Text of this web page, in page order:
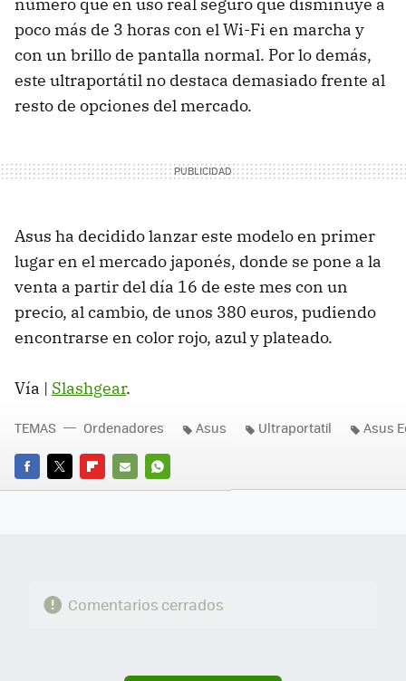
número que en uso real seguro que disminuye a
poco más de 3 horas con el Wi-Fi en marcha y
con un brillo de pantalla normal. Por lo demás,
este ultraportátil no destaca demasiado frente al
resto de opciones del mercado.
Asus ha decidido lanzar este modelo en primer
lugar en el mercado japonés, donde se pone a la
venta a partir del día 16 de este mes con un
precio, al cambio, de unos 380 euros, pudiendo
encontrarse en color rojo, azul y plateado.
Vía | Slashgear.
FACEBOOK
TWITTERFLIPBOARD
E-
WHATSAPP
TEMAS Ordenadores Asus Ultraportatil Asus
Comentarios cerrados